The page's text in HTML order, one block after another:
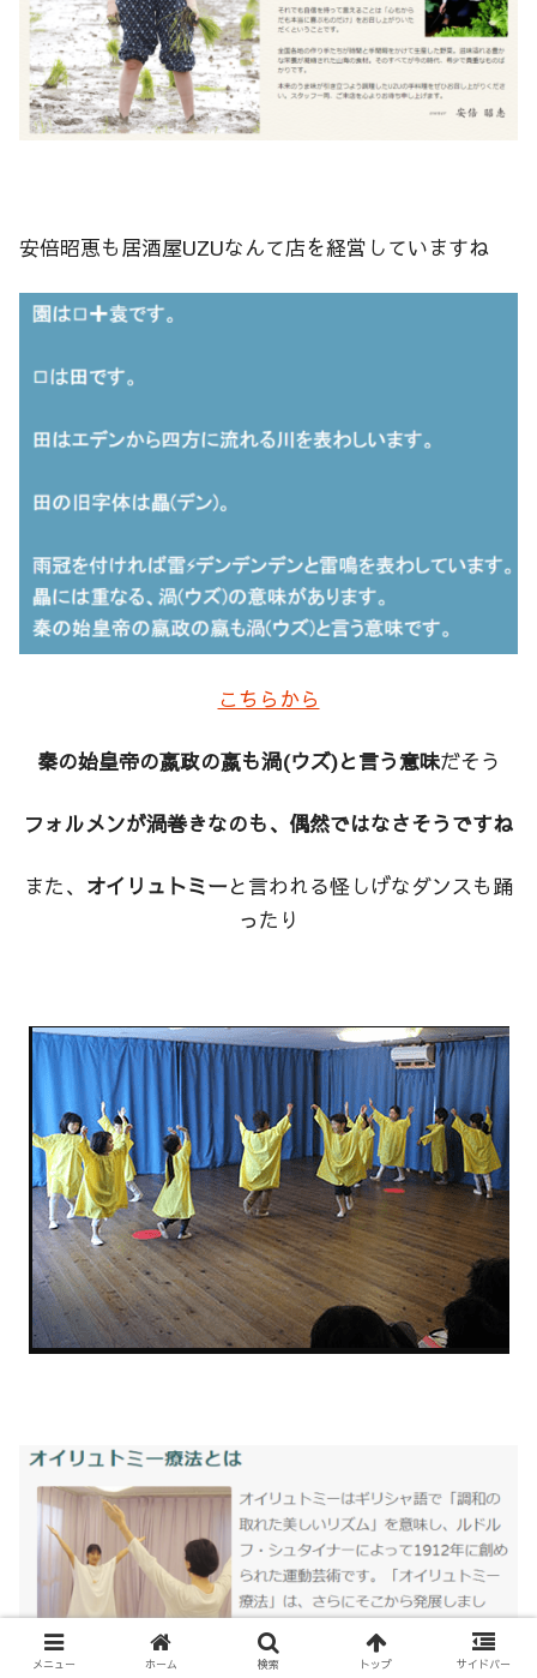
安倍昭恵も居酒屋UZUなんて店を経営していますね
こちらから
秦の始皇帝の嬴政の嬴も渦(ウズ)と言う意味だそう
フォルメンが渦巻きなのも、偶然ではなさそうですね
また、 オイリュトミーと言われる怪しげなダンスも踊
ったり
メニュー ホーム 検索 トップ サイドバー